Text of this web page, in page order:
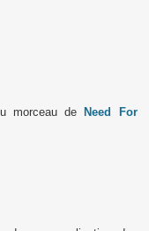
morceau de Need For